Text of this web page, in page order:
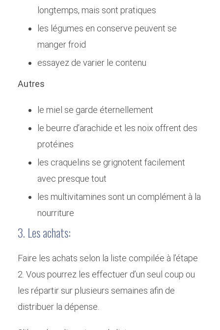
longtemps, mais sont pratiques
les légumes en conserve peuvent se
manger froid
essayez de varier le contenu
Autres
le miel se garde éternellement
le beurre d’arachide et les noix offrent des
protéines
les craquelins se grignotent facilement
avec presque tout
les multivitamines sont un complément à la
nourriture
3. Les achats:
Faire les achats selon la liste compilée à l’étape
2. Vous pourrez les effectuer d’un seul coup ou
les répartir sur plusieurs semaines afin de
distribuer la dépense.